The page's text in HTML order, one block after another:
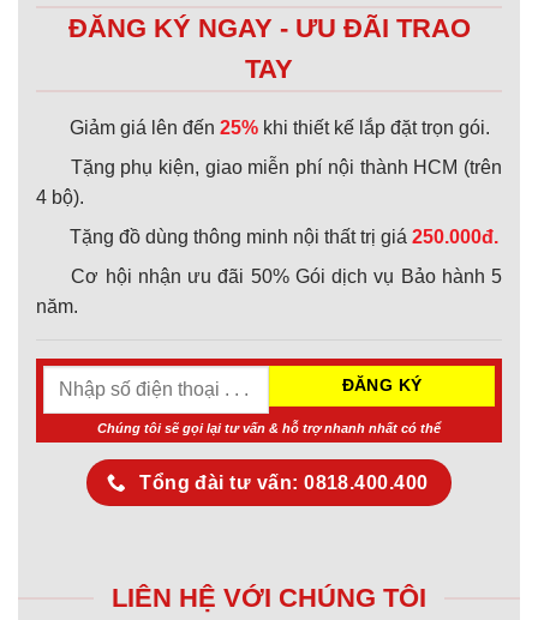
ĐĂNG KÝ NGAY - ƯU ĐÃI TRAO
TAY
Giảm giá lên đến 25% khi thiết kế lắp đặt trọn gói.
Tặng phụ kiện, giao miễn phí nội thành HCM (trên
4 bộ).
Tặng đồ dùng thông minh nội thất trị giá 250.000đ.
Cơ hội nhận ưu đãi 50% Gói dịch vụ Bảo hành 5
năm.
Chúng tôi sẽ gọi lại tư vấn & hỗ trợ nhanh nhất có thể
Tổng đài tư vấn: 0818.400.400
LIÊN HỆ VỚI CHÚNG TÔI